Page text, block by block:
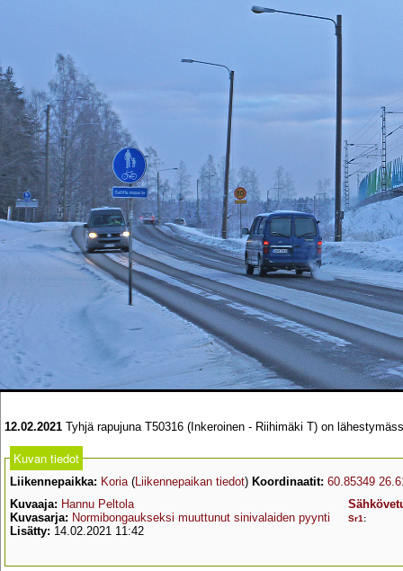
12.02.2021 Tyhjä rapujuna T50316 (Inkeroinen - Riihimäki T) on
Kuvan tiedot
Liikennepaikka: Koria (Liikennepaikan tiedot) Koordinaatit: 60.85349
Kuvaaja: Hannu Peltola
Kuvasarja: Normibongaukseksi muuttunut sinivalaiden pyynti
Lisätty: 14.02.2021 11:42
Sr1 :